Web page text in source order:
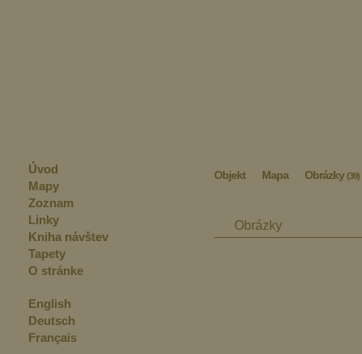
Objekt Mapa Obrázky(39)
Obrázky
Úvod
Mapy
Zoznam
Linky
Kniha návštev
Tapety
O stránke
English
Deutsch
Français